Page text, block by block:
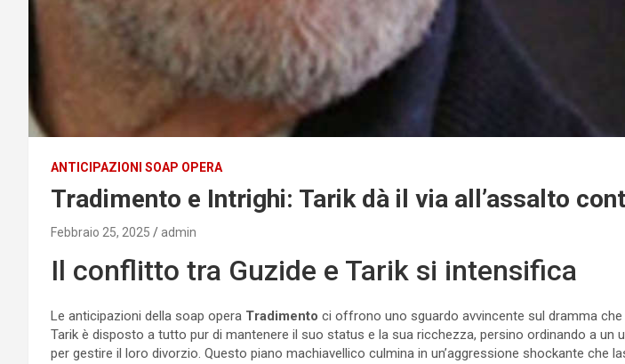
ANTICIPAZIONI SOAP OPERA
Tradimento e Intrighi: Tarik dà il via all’assalto
Febbraio 25, 2025 admin
Il conflitto tra Guzide e Tarik si intensifica
Le anticipazioni della soap opera Tradimento ci offrono uno sguardo avvincente sul dramma
Tarik è disposto a tutto pur di mantenere il suo status e la sua ricchezza, persino ordinando a un
per gestire il loro divorzio. Questo piano machiavellico culmina in un’aggressione shockante